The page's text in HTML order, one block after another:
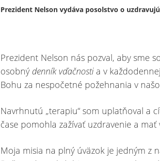
Prezident Nelson vydáva posolstvo o
Prezident Nelson nás pozval, aby sme
osobný denník vďačnostia v
Bohu za nespočetné požehnania v
Navrhnutú „terapiu“ som uplatňoval a
čase pomohla zažívať uzdravenie a mať
Moja misia na plný úväzok je jedným z